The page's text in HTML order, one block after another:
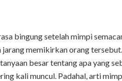
bingung setelah mimpi
jarang memikirkan orang
besar tentang apa yang
kali muncul. Padahal, arti